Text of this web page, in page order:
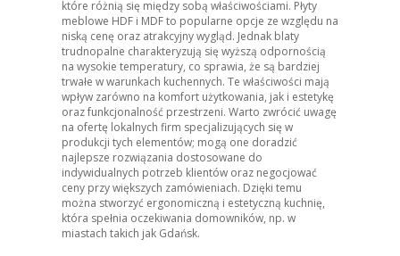
które różnią się między sobą właściwościami. Płyty
meblowe HDF i MDF to popularne opcje ze względu na
niską cenę oraz atrakcyjny wygląd. Jednak blaty
trudnopalne charakteryzują się wyższą odpornością
na wysokie temperatury, co sprawia, że są bardziej
trwałe w warunkach kuchennych. Te właściwości mają
wpływ zarówno na komfort użytkowania, jak i estetykę
oraz funkcjonalność przestrzeni. Warto zwrócić uwagę
na ofertę lokalnych firm specjalizujących się w
produkcji tych elementów; mogą one doradzić
najlepsze rozwiązania dostosowane do
indywidualnych potrzeb klientów oraz negocjować
ceny przy większych zamówieniach. Dzięki temu
można stworzyć ergonomiczną i estetyczną kuchnię,
która spełnia oczekiwania domowników, np. w
miastach takich jak Gdańsk.